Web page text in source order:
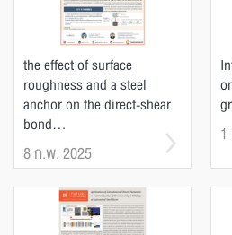
the effect of surface
roughness and a steel
anchor on the direct-shear
bond...
8 ก.พ. 2025